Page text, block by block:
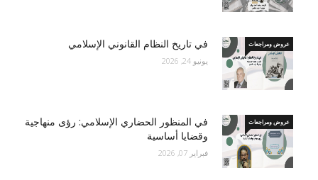
في تاريخ النظام القانوني الإسلامي عروض ومراجعات
يونيو 24, 2026
في المنظور الحضاري الإسلامي: رؤى منهاجية
وقضايا أساسية
عروض ومراجعات
فبراير 07, 2026